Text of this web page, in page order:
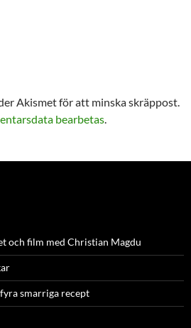
Akismet för att minska skräppost.
bearbetas.
och film med Christian Magdu
smarriga recept